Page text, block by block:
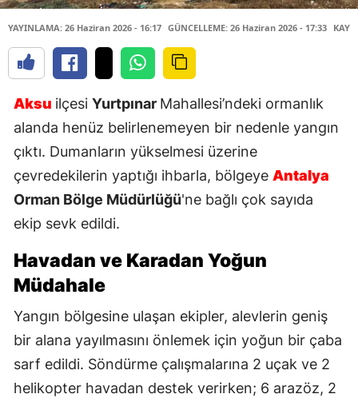
YAYINLAMA: 26 Haziran 2026 - 16:17 GÜNCELLEME: 26 Haziran 2026 - 17:33
Aksu ilçesi Yurtpınar Mahallesi’ndeki ormanlık
alanda henüz belirlenemeyen bir nedenle yangın
çıktı. Dumanların yükselmesi üzerine
çevredekilerin yaptığı ihbarla, bölgeye Antalya
Orman Bölge Müdürlüğü'ne bağlı çok sayıda
ekip sevk edildi.
Havadan ve Karadan Yoğun
Müdahale
Yangın bölgesine ulaşan ekipler, alevlerin geniş
bir alana yayılmasını önlemek için yoğun bir çaba
sarf edildi. Söndürme çalışmalarına 2 uçak ve 2
helikopter havadan destek verirken; 6 arazöz, 2